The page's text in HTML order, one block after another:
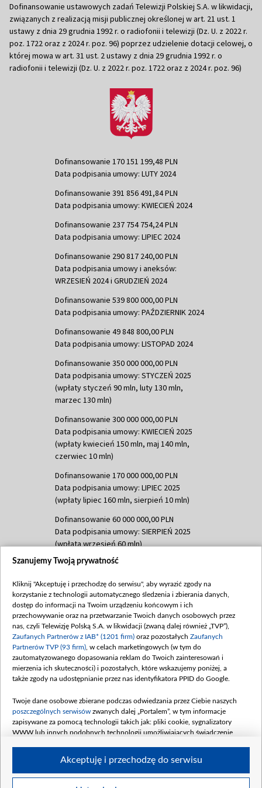
Dofinansowanie ustawowych zadań Telewizji Polskiej S.A. w likwidacji,
związanych z realizacją misji publicznej określonej w art. 21 ust. 1
ustawy z dnia 29 grudnia 1992 r. o radiofonii i telewizji (Dz. U. z 2022 r.
poz. 1722 oraz z 2024 r. poz. 96) poprzez udzielenie dotacji celowej, o
której mowa w art. 31 ust. 2 ustawy z dnia 29 grudnia 1992 r. o
radiofonii i telewizji (Dz. U. z 2022 r. poz. 1722 oraz z 2024 r. poz. 96)
Dofinansowanie 170 151 199,48 PLN
Data podpisania umowy: LUTY 2024
Dofinansowanie 391 856 491,84 PLN
Data podpisania umowy: KWIECIEŃ 2024
Dofinansowanie 237 754 754,24 PLN
Data podpisania umowy: LIPIEC 2024
Dofinansowanie 290 817 240,00 PLN
Data podpisania umowy i aneksów:
WRZESIEŃ 2024 i GRUDZIEŃ 2024
Dofinansowanie 539 800 000,00 PLN
Data podpisania umowy: PAŹDZIERNIK 2024
Dofinansowanie 49 848 800,00 PLN
Data podpisania umowy: LISTOPAD 2024
Dofinansowanie 350 000 000,00 PLN
Data podpisania umowy: STYCZEŃ 2025
(wpłaty styczeń 90 mln, luty 130 mln,
marzec 130 mln)
Dofinansowanie 300 000 000,00 PLN
Data podpisania umowy: KWIECIEŃ 2025
(wpłaty kwiecień 150 mln, maj 140 mln,
czerwiec 10 mln)
Dofinansowanie 170 000 000,00 PLN
Data podpisania umowy: LIPIEC 2025
(wpłaty lipiec 160 mln, sierpień 10 mln)
Dofinansowanie 60 000 000,00 PLN
Data podpisania umowy: SIERPIEŃ 2025
(wpłata wrzesień 60 mln)
Dofinansowanie 635 783 051,21 PLN
(wpłata wrzesień 100 mln, październik 350
mln, listopad 265 mln)
Dofinansowanie 48 862 000,00 PLN
Data podpisania umowy: GRUDZIEŃ 2025
(wpłata grudzień 60,548 mln)
Dofinansowanie 900 000 000,00 PLN
Data podpisania umowy: LUTY 2026 (wpłata
kwiecień 180 mln, 7 maja 180 mln, 8
czerwca 90 mln)
Dofinansowanie 250 000 000,00 PLN
4 sierpnia 250 mln
Szanujemy Twoją prywatność
Kliknij "Akceptuję i przechodzę do serwisu", aby wyrazić zgody na
korzystanie z technologii automatycznego śledzenia i zbierania danych,
dostęp do informacji na Twoim urządzeniu końcowym i ich
przechowywanie oraz na przetwarzanie Twoich danych osobowych przez
nas, czyli Telewizję Polską S.A. w likwidacji (zwaną dalej również „TVP”),
Zaufanych Partnerów z IAB* (1201 firm) oraz pozostałych Zaufanych
Partnerów TVP (93 firm) , w celach marketingowych (w tym do
zautomatyzowanego dopasowania reklam do Twoich zainteresowań i
mierzenia ich skuteczności) i pozostałych, które wskazujemy poniżej, a
także zgody na udostępnianie przez nas identyfikatora PPID do Google.
Twoje dane osobowe zbierane podczas odwiedzania przez Ciebie naszych
poszczególnych serwisów zwanych dalej „Portalem”, w tym informacje
zapisywane za pomocą technologii takich jak: pliki cookie, sygnalizatory
WWW lub innych podobnych technologii umożliwiających świadczenie
Twoje dane osobowe zbierane podczas odwiedzania przez Ciebie
Akceptuję i przechodzę do serwisu